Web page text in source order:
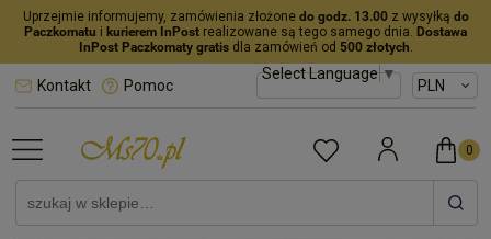
Uprzejmie informujemy, zamówienia złożone do godz. 13.00z wysyłką do
Paczkomatu i kurierem InPost realizowane są tego samego dnia. Dostawa
InPost Paczkomaty gratisdla zamówień od 500 złotych.
Select Language▼
Kontakt Pomoc